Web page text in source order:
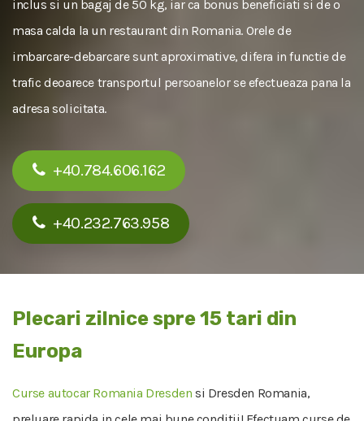
inclus si un bagaj de 50 kg, iar ca bonus beneficiati si de o
masa calda la un restaurant din Romania. Orele de
imbarcare-debarcare sunt aproximative, difera in functie de
trafic deoarece transportul persoanelor se efectueaza pana la
adresa solicitata.
+40.784.606.162
+40.232.763.958
Plecari zilnice spre 15 tari din
Europa
Curse autocar Romania Dresden si Dresden Romania,